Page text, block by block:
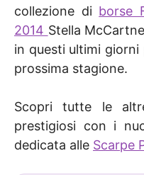
collezione di borse
2014 Stella
in questi ultimi
prossima stagione.
Scopri tutte le
prestigiosi con i
dedicata alle Scarpe